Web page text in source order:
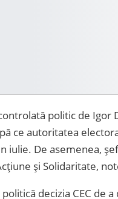
politic de
ce autoritatea
iulie. De asemenea,
și Solidaritate,
decizia CEC de